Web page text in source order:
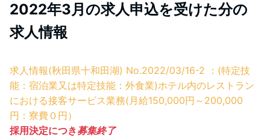
2022年3月の求人申込を受けた分の
求人情報
求人情報(秋田県十和田湖) No.2022/03/16-2 ：(特定技
能：宿泊業又は特定技能：外食業)ホテル内のレストラン
における接客サービス業務(月給150,000円～200,000
円：寮費０円）
採用決定につき募集終了